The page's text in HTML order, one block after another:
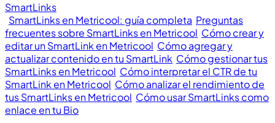
SmartLinks
SmartLinks en Metricool: guía completa Preguntas
frecuentes sobre SmartLinks en Metricool Cómo crear y
editar un SmartLink en Metricool Cómo agregar y
actualizar contenido en tu SmartLink Cómo gestionar tus
SmartLinks en Metricool Cómo interpretar el CTR de tu
SmartLink en Metricool Cómo analizar el rendimiento de
tus SmartLinks en Metricool Cómo usar SmartLinks como
enlace en tu Bio